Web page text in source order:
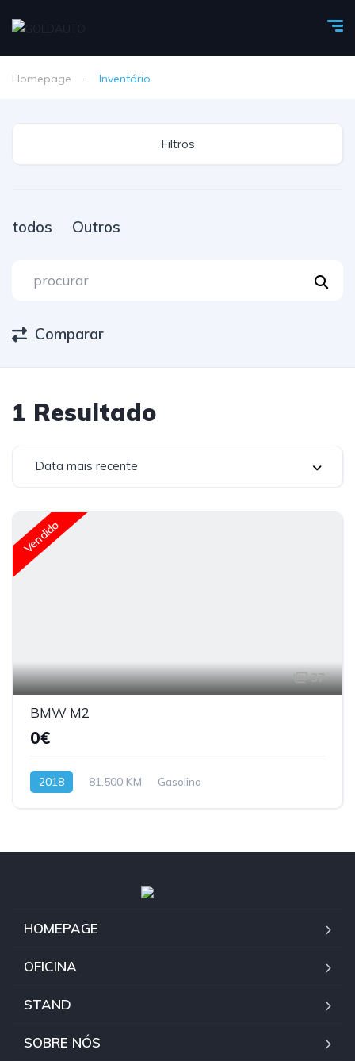
Homepage Inventário
Filtros
todos Outros
Comparar
1 Resultado
Data mais recente
Vendido
37
BMW M2
0€
2018 81.500 KM Gasolina
HOMEPAGE
OFICINA
STAND
SOBRE NÓS